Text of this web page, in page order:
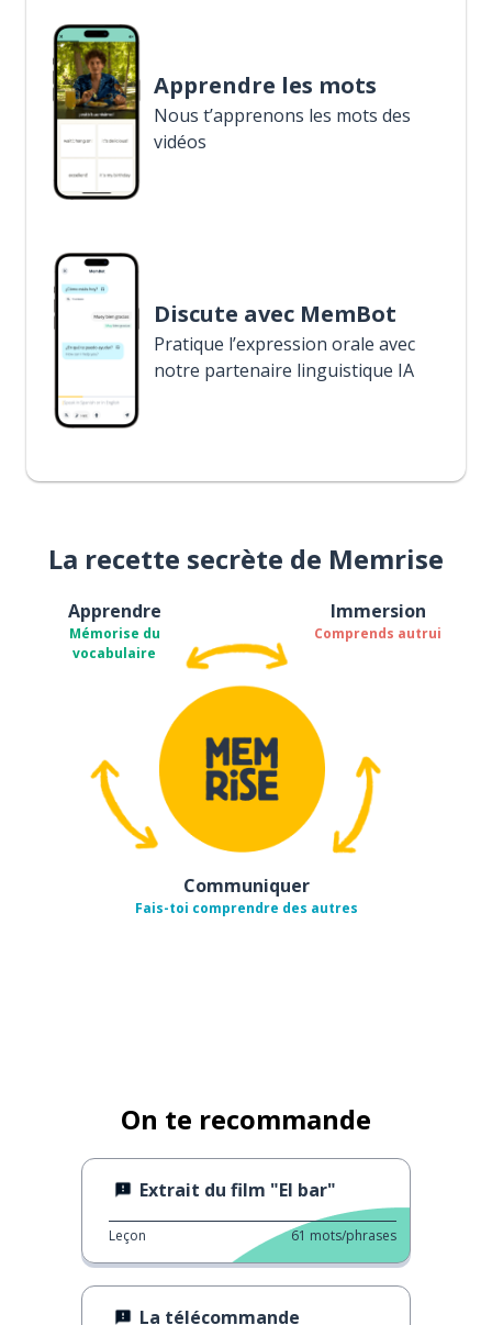
Apprendre les mots
Nous t’apprenons les mots des
vidéos
Discute avec MemBot
Pratique l’expression orale avec
notre partenaire linguistique IA
La recette secrète de Memrise
Apprendre
Mémorise du
vocabulaire
Immersion
Comprends autrui
Communiquer
Fais-toi comprendre des autres
On te recommande
Extrait du film "El bar"
Leçon 61 mots/phrases
La télécommande